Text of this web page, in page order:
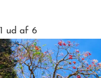
1 ud af 6